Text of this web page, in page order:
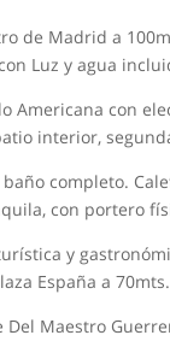
de Madrid a
Luz y agua
Americana con
interior,
completo.
con portero
y
España a 70mts.
Maestro